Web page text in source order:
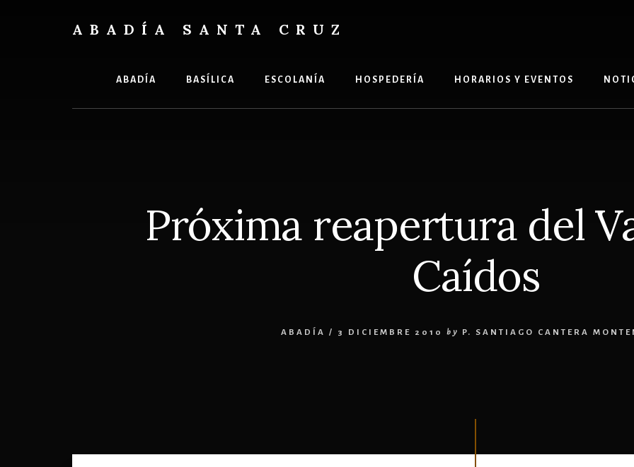
ABADÍA SANTA CRUZ
ABADÍA BASÍLICA ESCOLANÍA HOSPEDERÍA HORARIOS Y EVENTOS
Próxima reapertura del
Caídos
ABADÍA / 3 DICIEMBRE 2010 by P. SANTIAGO CANTERA